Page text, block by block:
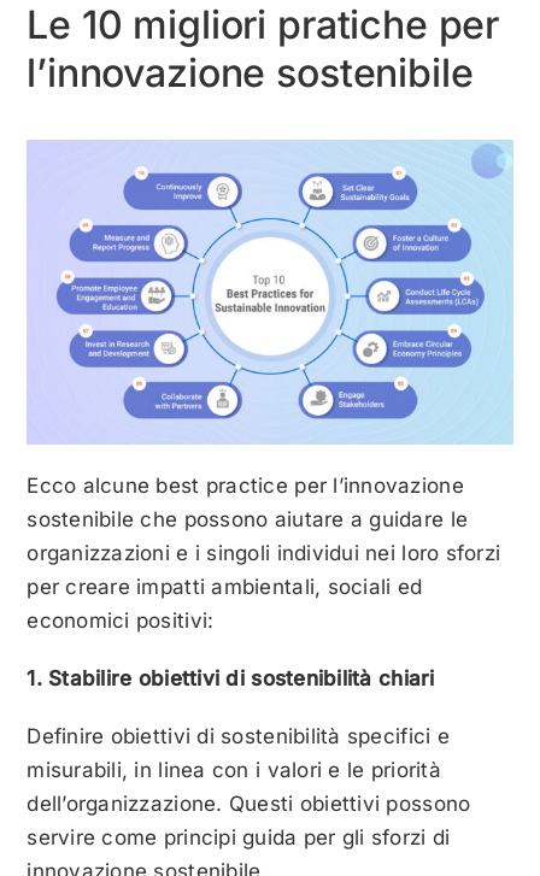
Le 10 migliori pratiche per
l’innovazione sostenibile
Ecco alcune best practice per l’innovazione
sostenibile che possono aiutare a guidare le
organizzazioni e i singoli individui nei loro sforzi
per creare impatti ambientali, sociali ed
economici positivi:
1. Stabilire obiettivi di sostenibilità chiari
Definire obiettivi di sostenibilità specifici e
misurabili, in linea con i valori e le priorità
dell’organizzazione. Questi obiettivi possono
servire come principi guida per gli sforzi di
innovazione sostenibile.